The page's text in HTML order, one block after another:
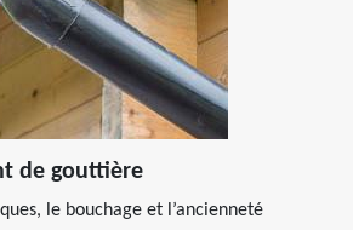
de gouttière
le bouchage et l’ancienneté